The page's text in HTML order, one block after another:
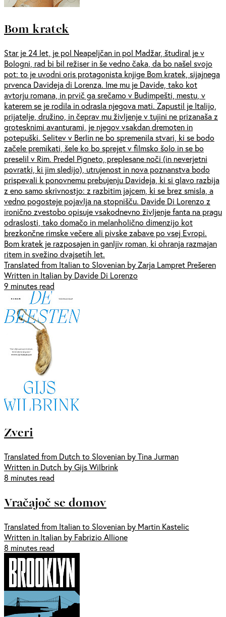
Bom kratek
Star je 24 let, je pol Neapeljčan in pol Madžar, študiral je v
Bologni, rad bi bil režiser in še vedno čaka, da bo našel svojo
pot: to je uvodni oris protagonista knjige Bom kratek, sijajnega
prvenca Davideja di Lorenza. Ime mu je Davide, tako kot
avtorju romana, in prvič ga srečamo v Budimpešti, mestu, v
katerem se je rodila in odrasla njegova mati. Zapustil je Italijo,
prijatelje, družino, in čeprav mu življenje v tujini ne prizanaša z
grotesknimi avanturami, je njegov vsakdan dremoten in
potepuški. Selitev v Berlin ne bo spremenila stvari, ki se bodo
začele premikati, šele ko bo sprejet v filmsko šolo in se bo
preselil v Rim. Predel Pigneto, preplesane noči (in neverjetni
povratki, ki jim sledijo), utrujenost in nova poznanstva bodo
prispevali k ponovnemu prebujenju Davideja, ki si glavo razbija
z eno samo skrivnostjo: z razbitim jajcem, ki se brez smisla, a
vedno pogosteje pojavlja na stopnišču. Davide Di Lorenzo z
ironično zvestobo opisuje vsakodnevno življenje fanta na pragu
odraslosti, tako domačo in melanholično dimenzijo kot
brezkončne rimske večere ali pivske zabave po vsej Evropi.
Bom kratek je razposajen in ganljiv roman, ki ohranja razmajan
ritem in svežino dvajsetih let.
Translated from Italian to Slovenian by Zarja Lampret Prešeren
Written in Italian by Davide Di Lorenzo
9 minutes read
Zveri
Translated from Dutch to Slovenian by Tina Jurman
Written in Dutch by Gijs Wilbrink
8 minutes read
Vračajoč se domov
Translated from Italian to Slovenian by Martin Kastelic
Written in Italian by Fabrizio Allione
8 minutes read